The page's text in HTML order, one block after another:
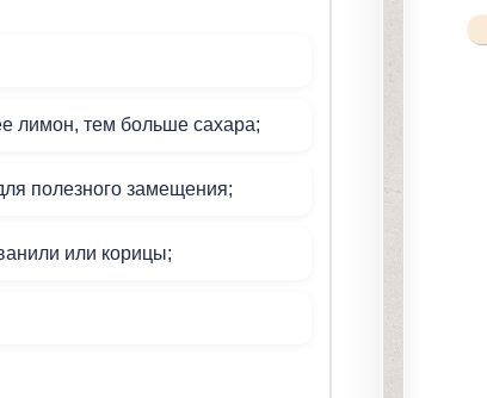
лимон, тем больше сахара;
полезного замещения;
или корицы;